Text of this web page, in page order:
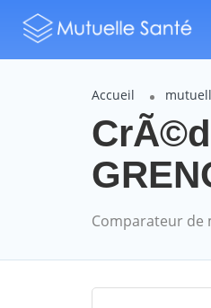
Accueil
Comparateur de